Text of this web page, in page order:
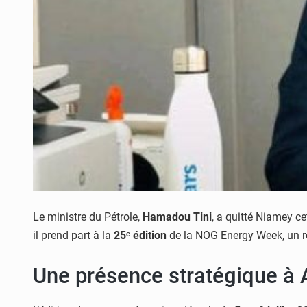
Le ministre du Pétrole, Hamadou Tini, a quitté Niamey
il prend part à la 25ᵉ édition de la NOG Energy Week,
Une présence stratégique à